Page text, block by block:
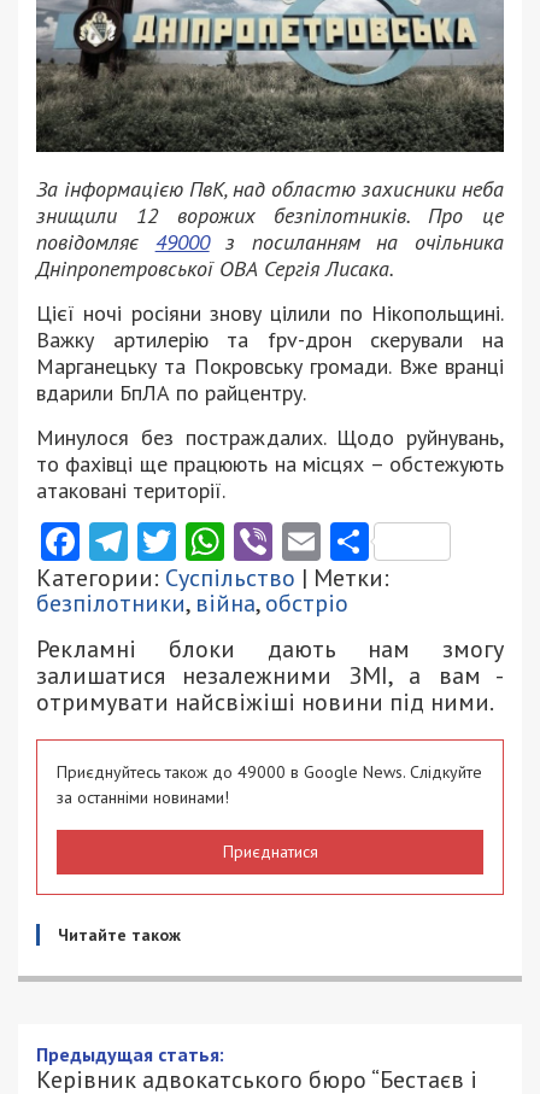
За інформацією ПвК, над областю захисники неба
знищили 12 ворожих безпілотників. Про це
повідомляє 49000з посиланням на очільника
Дніпропетровської ОВА Сергія Лисака.
Цієї ночі росіяни знову цілили по Нікопольщині.
Важку артилерію та fpv-дрон скерували на
Марганецьку та Покровську громади. Вже вранці
вдарили БпЛА по райцентру.
Минулося без постраждалих. Щодо руйнувань,
то фахівці ще працюють на місцях – обстежують
атаковані території.
Facebook
Telegram
Twitter
WhatsApp
ViberEmail
Категории: Суспільство | Метки:
безпілотники, війна,обстріо
Рекламні блоки дають нам змогу
залишатися незалежними ЗМІ, а вам -
отримувати найсвіжіші новини під ними.
Приєднуйтесь також до 49000 в Google News. Слідкуйте
за останніми новинами!
Приєднатися
Читайте також
Предыдущая статья:
Керівник адвокатського бюро “Бестаєв і